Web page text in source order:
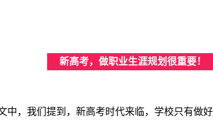
新高考，做职业生涯规划很重要！
，我们提到，新高考时代来临，学校只有做